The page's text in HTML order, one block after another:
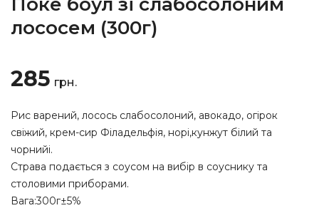
лососем (300г)
285 грн.
Рис варений, лосось слабосолоний, авокадо, огірок
свіжий, крем-сир Філадельфія, норі,кунжут білий та
чорнийі.
Страва подається з соусом на вибір в соуснику та
столовими приборами.
Вага:300г±5%